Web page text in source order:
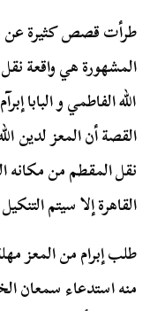
طرأت قصص كثيرة عن
الله الفاطمي و البابا
القصة أن المعز لدين
نقل المقطم من مكانه
القاهرة إلا سيتم
طلب إبرام من المعز
منه استدعاء سمعان